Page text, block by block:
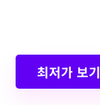
최저가 보기